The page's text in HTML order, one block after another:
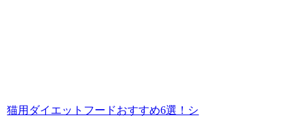
猫用ダイエットフードおすすめ6選！シ